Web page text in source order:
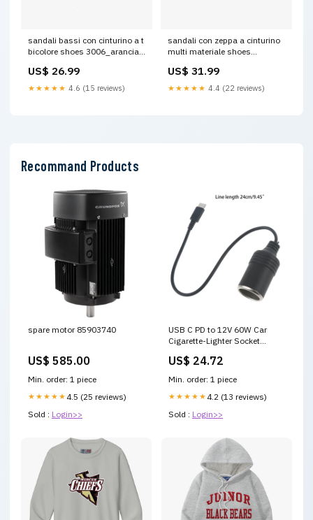
sandali bassi con cinturino a t
bicolore shoes 3006_arancia
US$ 26.99
★★★★★ 4.6 (15 reviews)
sandali con zeppa a cinturino
multi materiale shoes
US$ 31.99
★★★★★ 4.4 (22 reviews)
Recommand Products
spare motor 85903740
US$ 585.00
Min. order: 1 piece
★★★★★ 4.5 (25 reviews)
Sold : Login>>
USB C PD to 12V 60W Car
Cigarette-Lighter Socket
Cord for Car Charger Car
Vacuum Cleaner
US$ 24.72
Min. order: 1 piece
★★★★★ 4.2 (13 reviews)
Sold : Login>>